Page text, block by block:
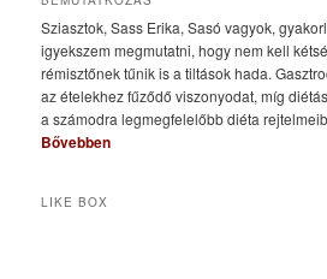
Sziasztok, Sass Erika, Sasó vagyok,
igyekszem megmutatni, hogy nem kell
rémisztőnek tűnik is a tiltások hada.
az ételekhez fűződő viszonyodat, míg
a számodra legmegfelelőbb diéta
Bővebben
LIKE BOX